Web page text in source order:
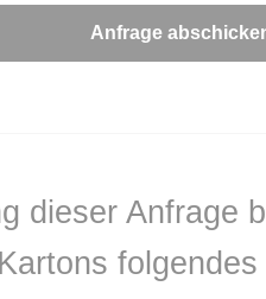
dieser Anfrage